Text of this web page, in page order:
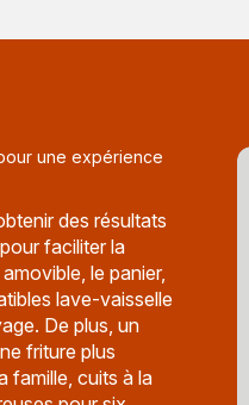
une expérience
des résultats
faciliter la
le panier,
lave-vaisselle
De plus, un
friture plus
famille, cuits à la